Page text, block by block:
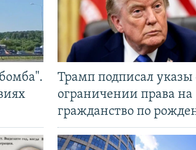
Трамп подписал указы
ограничении права на
гражданство по